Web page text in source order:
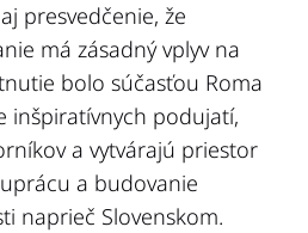
presvedčenie, že
má zásadný vplyv na
bolo súčasťou Roma
inšpiratívnych podujatí,
a vytvárajú priestor
a budovanie
naprieč Slovenskom.